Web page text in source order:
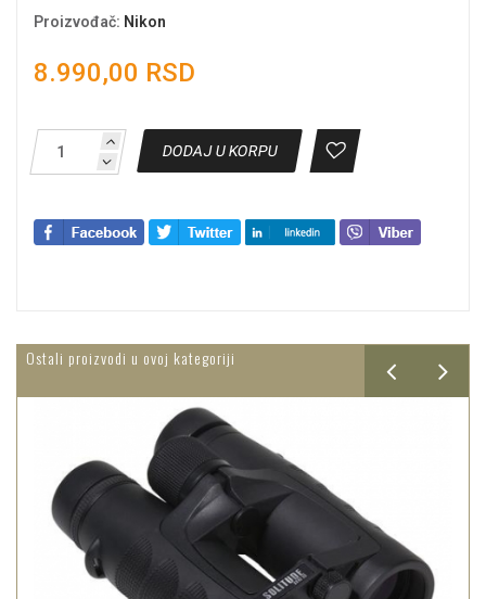
Proizvođač: Nikon
8.990,00 RSD
DODAJ U KORPU
Ostali proizvodi u ovoj kategoriji